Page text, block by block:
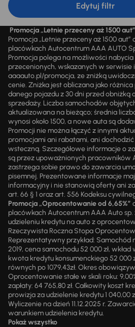
Edytuj filtr
Promocja „Letnie przeceny aż 1500 aut”
Promocja „Letnie przeceny aż 1500
placówkach Autocentrum AAA AUTO
Promocja polega na możliwości
przecenionych, wskazanych w
aaaauto.pl/promocja, ze zniżką
cenie. Zniżka jest obliczana jako
danego pojazdu z 30 dni przed obniżką
sprzedaży. Liczba samochodów
aktualizowana na bieżąco; średnia
wynosi około 1500, a nowe auta są
Promocji nie można łączyć z innymi
promocjami ani rabatami, ani
wsteczną. Szczegółowe informacje o
są przez upoważnionych pracowników
zastrzega sobie prawo do zawarcia
pisemnej. Prezentowane informacje
informacyjny i nie stanowią oferty ani
art. 66 § 1 oraz art. 556 Kodeksu
Promocja „Oprocentowanie od 6,65%”
placówkach Autocentrum AAA Auto sp.
udzieleniu kredytu na auto z
Rzeczywista Roczna Stopa
Reprezentatywny przykład: Samochód
2019, cena samochodu 52 000 zł, wkład
kwota kredytu konsumenckiego 52 000
równych po 1079,43zł. Okres
Oprocentowanie stałe w skali roku:
zapłaty: 64 765,80 zł. Całkowity koszt
prowizja za udzielenie kredytu 1 040,00
Wyliczenie na dzień 11.12.2025 r.
warunkiem udzielenia kredytu.
Pokaż wszystko